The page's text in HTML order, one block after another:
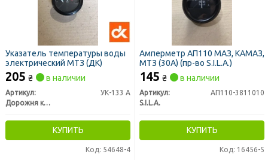
Указатель температуры воды
электрический МТЗ (ДК)
205 ₴ в наличии
Артикул:
УК-133 А
Дорожня карта
КУПИТЬ
Код: 54648-4
Амперметр АП110 МАЗ, КАМАЗ,
МТЗ (30А) (пр-во S.I.L.A.)
145 ₴ в наличии
Артикул:
АП110-3811010
S.I.L.A.
КУПИТЬ
Код: 16456-5